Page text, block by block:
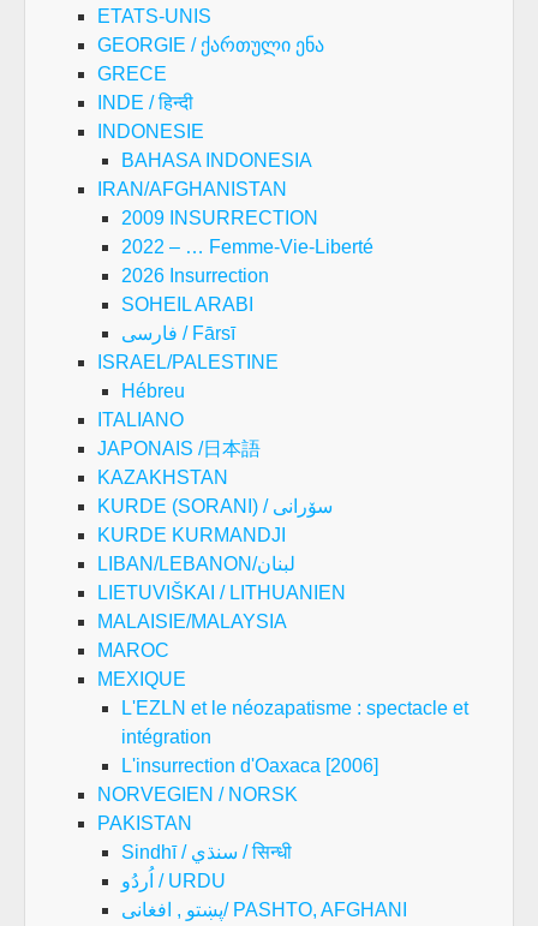
ETATS-UNIS
GEORGIE / ქართული ენა
GRECE
INDE / हिन्दी
INDONESIE
BAHASA INDONESIA
IRAN/AFGHANISTAN
2009 INSURRECTION
2022 – … Femme-Vie-Liberté
2026 Insurrection
SOHEIL ARABI
فارسی / Fārsī
ISRAEL/PALESTINE
Hébreu
ITALIANO
JAPONAIS /日本語
KAZAKHSTAN
KURDE (SORANI) / سۆرانی
KURDE KURMANDJI
LIBAN/LEBANON/لبنان
LIETUVIŠKAI / LITHUANIEN
MALAISIE/MALAYSIA
MAROC
MEXIQUE
L'EZLN et le néozapatisme : spectacle et
intégration
L'insurrection d'Oaxaca [2006]
NORVEGIEN / NORSK
PAKISTAN
Sindhī / سنڌي / सिन्धी
اُردُو / URDU
پښتو , افغانی/ PASHTO, AFGHANI